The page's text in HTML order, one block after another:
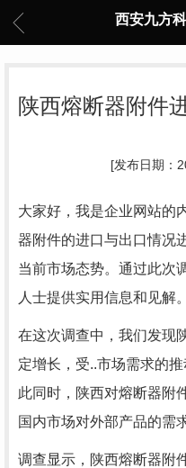
西安九方
陕西熔断器附件
[发布日期：
大家好，我是企业网站的
器附件的进口与出口情况
当前市场态势。通过此次
人士提供实用信息和见解。
在这次调查中，我们发现
定增长，受..市场需求的
此同时，陕西对熔断器附
国内市场对外部产品的需
调查显示，陕西熔断器附